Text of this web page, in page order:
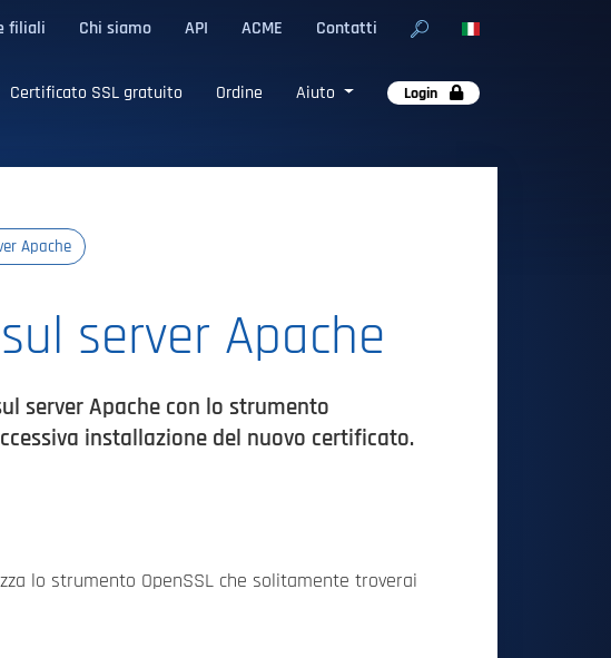
filiali Chi siamo API ACME Contatti
Certificato SSL gratuito Ordine Aiuto Login
Apache
server Apache
server Apache con lo strumento
installazione del nuovo certificato.
lo strumento OpenSSL che solitamente troverai